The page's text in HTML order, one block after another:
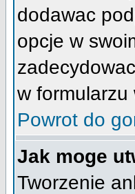
dodawac
opcje w
w formularzu
Powrot do
Jak moge
Tworzenie